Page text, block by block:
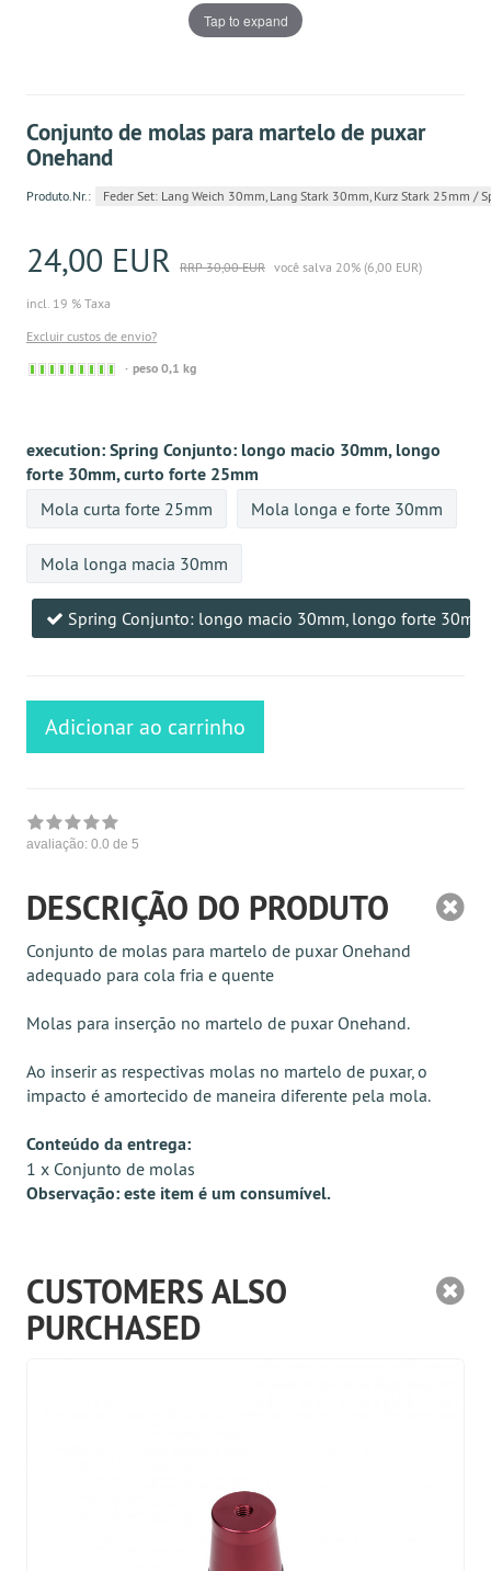
Tap to expand
Conjunto de molas para martelo de puxar
Onehand
Produto.Nr.: Feder Set: Lang Weich 30mm, Lang Stark 30mm, Kurz Stark 25mm /
24,00 EUR RRP 30,00 EUR você salva 20% (6,00 EUR)
incl. 19 % Taxa
Excluir custos de envio?
Sofort
peso 0,1 kg
execution:Spring Conjunto: longo macio 30mm, longo
forte 30mm, curto forte 25mm
Mola curta forte 25mm Mola longa e forte 30mm
Mola longa macia 30mm
Spring Conjunto: longo macio 30mm, longo forte
Adicionar ao carrinho
avaliação: 0.0 de 5
DESCRIÇÃO DO PRODUTO
Conjunto de molas para martelo de puxar Onehand
adequado para cola fria e quente
Molas para inserção no martelo de puxar Onehand.
Ao inserir as respectivas molas no martelo de puxar, o
impacto é amortecido de maneira diferente pela mola.
Conteúdo da entrega:
1 x Conjunto de molas
Observação: este item é um consumível.
CUSTOMERS ALSO
PURCHASED